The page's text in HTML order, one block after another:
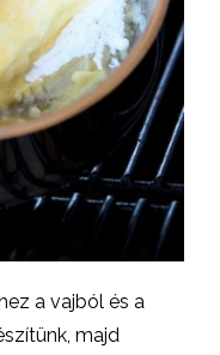
a vajból és a
majd